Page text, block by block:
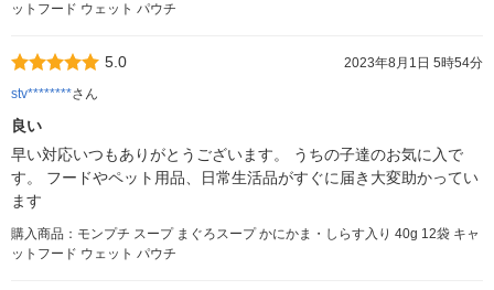
ットフード ウェット パウチ
5.0
2023年8月1日 5時54分
stv********さん
良い
早い対応いつもありがとうございます。 うちの子達のお気に入で
す。 フードやペット用品、日常生活品がすぐに届き大変助かってい
ます
購入商品：モンプチ スープ まぐろスープ かにかま・しらす入り 40g 12袋 キャ
ットフード ウェット パウチ